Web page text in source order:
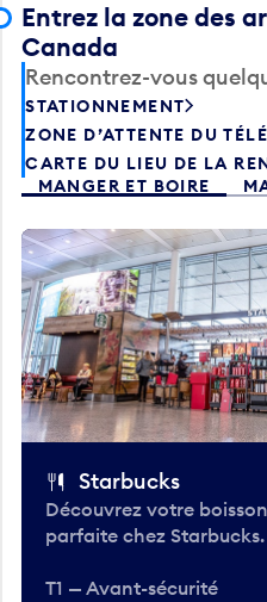
Entrez la zone des
Canada
Rencontrez-vous
STATIONNEMENT
ZONE D’ATTENTE DU
CARTE DU LIEU DE LA
MANGER ET BOIRE
Starbucks
Découvrez votre
parfaite chez Starbucks.
T1 — Avant-sécurité